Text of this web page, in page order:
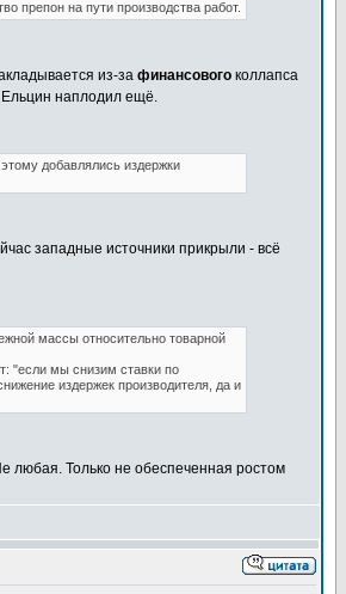
препон на пути производства работ.
из-за финансового коллапса
Ельцин наплодил ещё.
добавлялись издержки
западные источники прикрыли - всё
массы относительно товарной
"если мы снизим ставки по
издержек производителя, да и
любая. Только не обеспеченная ростом